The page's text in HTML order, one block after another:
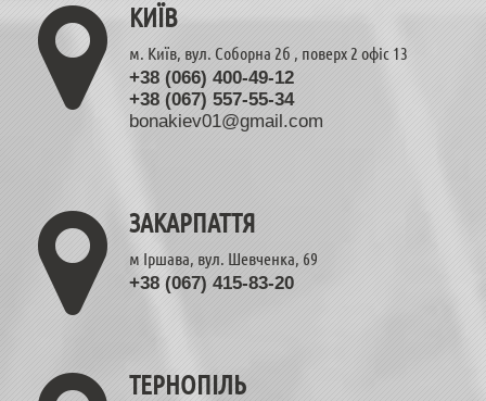
КИЇВ
м. Київ, вул. Соборна 2б , поверх 2 офіс 13
+38 (066) 400-49-12
+38 (067) 557-55-34
ЗАКАРПАТТЯ
м Іршава, вул. Шевченка, 69
+38 (067) 415-83-20
ТЕРНОПІЛЬ